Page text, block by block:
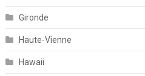
Gironde
Haute-Vienne
Hawaii